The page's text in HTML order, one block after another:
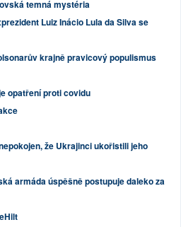
temná mystéria
Luiz Inácio Lula da Silva se
krajně pravicový populismus
opatření proti covidu
že Ukrajinci ukořistili jeho
armáda úspěšně postupuje daleko za